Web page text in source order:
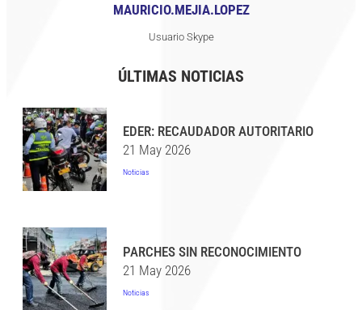
ÚLTIMAS NOTICIAS
EDER: RECAUDADOR AUTORITARIO
21 May 2026
Noticias
PARCHES SIN RECONOCIMIENTO
21 May 2026
Noticias
MAURICIO.MEJIA.LOPEZ
Usuario Skype